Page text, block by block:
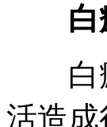
白癜
白癜
活造